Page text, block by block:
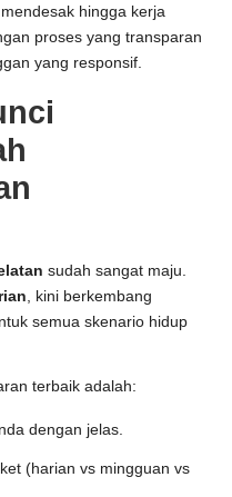
hingga kerja
proses yang transparan
yang responsif.
sudah sangat maju.
, kini berkembang
semua skenario hidup
terbaik adalah:
dengan jelas.
(harian vs mingguan vs